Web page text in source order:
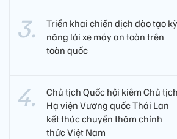
Triển khai chiến dịch đào tạo kỹ
năng lái xe máy an toàn trên
toàn quốc
Chủ tịch Quốc hội kiêm Chủ tịch
Hạ viện Vương quốc Thái Lan
kết thúc chuyến thăm chính
thức Việt Nam